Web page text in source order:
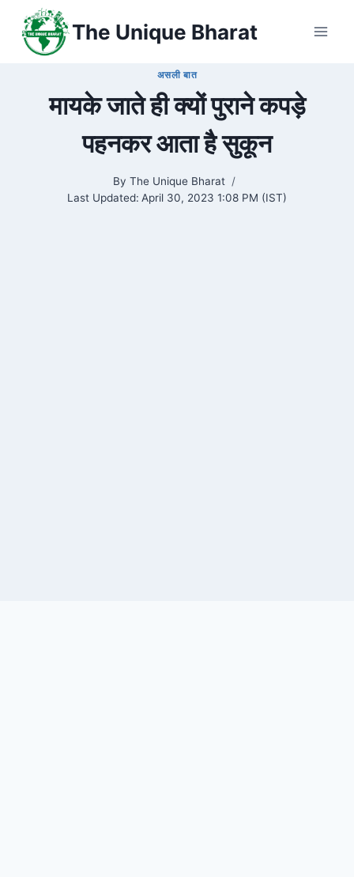
content
The Unique Bharat
असली बात
मायके जाते ही क्यों पुराने कपड़े
पहनकर आता है सुकून
By The Unique Bharat
Last Updated: April 30, 2023 1:08 PM (IST)